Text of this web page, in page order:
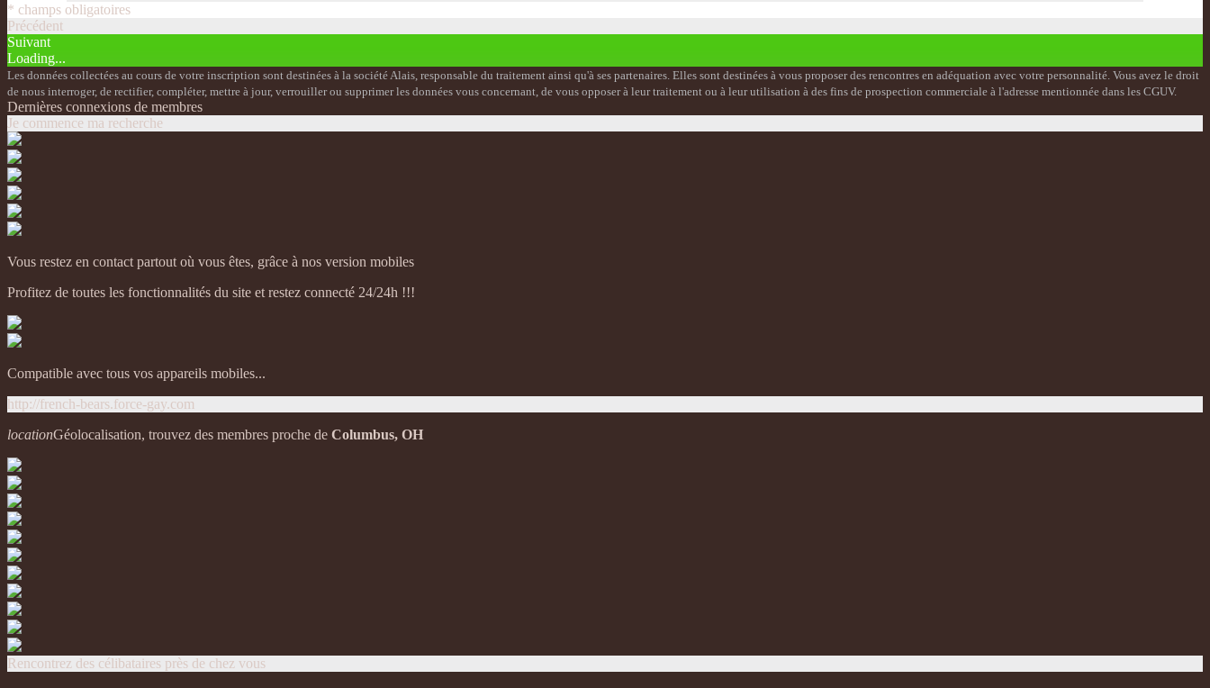
* champs obligatoires
Précédent
Suivant
Loading...
Les données collectées au cours de votre inscription sont destinées à la société Alais, responsable du traitement ainsi qu'à ses partenaires. Elles sont destinées à vous proposer des rencontres en adéquation avec votre personnalité. Vous avez le droit
de nous interroger, de rectifier, compléter, mettre à jour, verrouiller ou supprimer les données vous concernant, de vous opposer à leur traitement ou à leur utilisation à des fins de prospection commerciale à l'adresse mentionnée dans les CGUV.
Dernières connexions de membres
Je commence ma recherche
Vous restez en contact partout où vous êtes, grâce à nos version mobiles
Profitez de toutes les fonctionnalités du site et restez connecté 24/24h !!!
Compatible avec tous vos appareils mobiles...
http://french-bears.force-gay.com
locationGéolocalisation, trouvez des membres proche de Columbus, OH
Rencontrez des célibataires près de chez vous